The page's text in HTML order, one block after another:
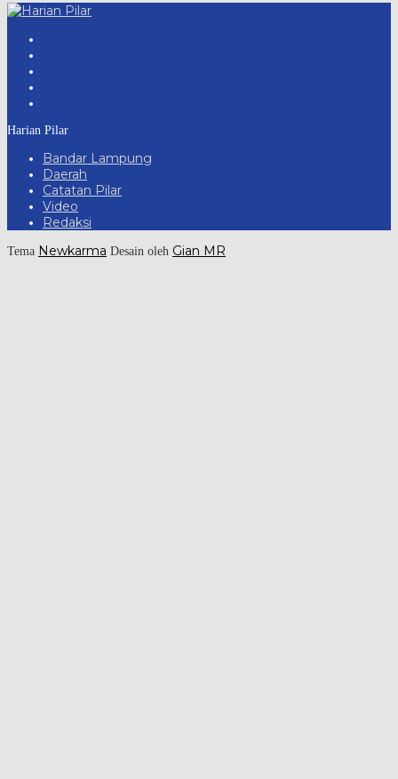
Harian Pilar
Bandar Lampung
Daerah
Catatan Pilar
Video
Redaksi
Tema Newkarma Desain oleh Gian MR